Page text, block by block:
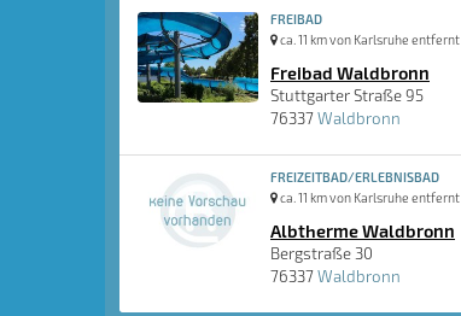
FREIBAD
ca. 11 km von Karlsruhe entfernt
Freibad Waldbronn
Stuttgarter Straße 95
76337Waldbronn
FREIZEITBAD/ERLEBNISBAD
ca. 11 km von Karlsruhe entfernt
Albtherme Waldbronn
Bergstraße 30
76337Waldbronn